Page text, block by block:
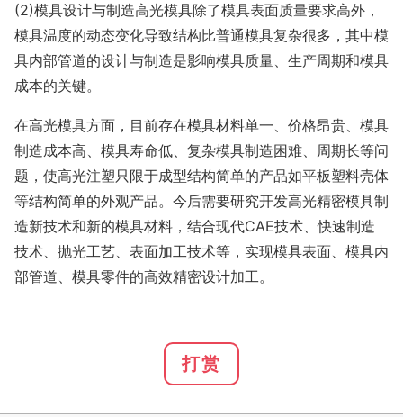
(2)模具设计与制造高光模具除了模具表面质量要求高外，
模具温度的动态变化导致结构比普通模具复杂很多，其中模
具内部管道的设计与制造是影响模具质量、生产周期和模具
成本的关键。
在高光模具方面，目前存在模具材料单一、价格昂贵、模具
制造成本高、模具寿命低、复杂模具制造困难、周期长等问
题，使高光注塑只限于成型结构简单的产品如平板塑料壳体
等结构简单的外观产品。今后需要研究开发高光精密模具制
造新技术和新的模具材料，结合现代CAE技术、快速制造
技术、抛光工艺、表面加工技术等，实现模具表面、模具内
部管道、模具零件的高效精密设计加工。
打赏